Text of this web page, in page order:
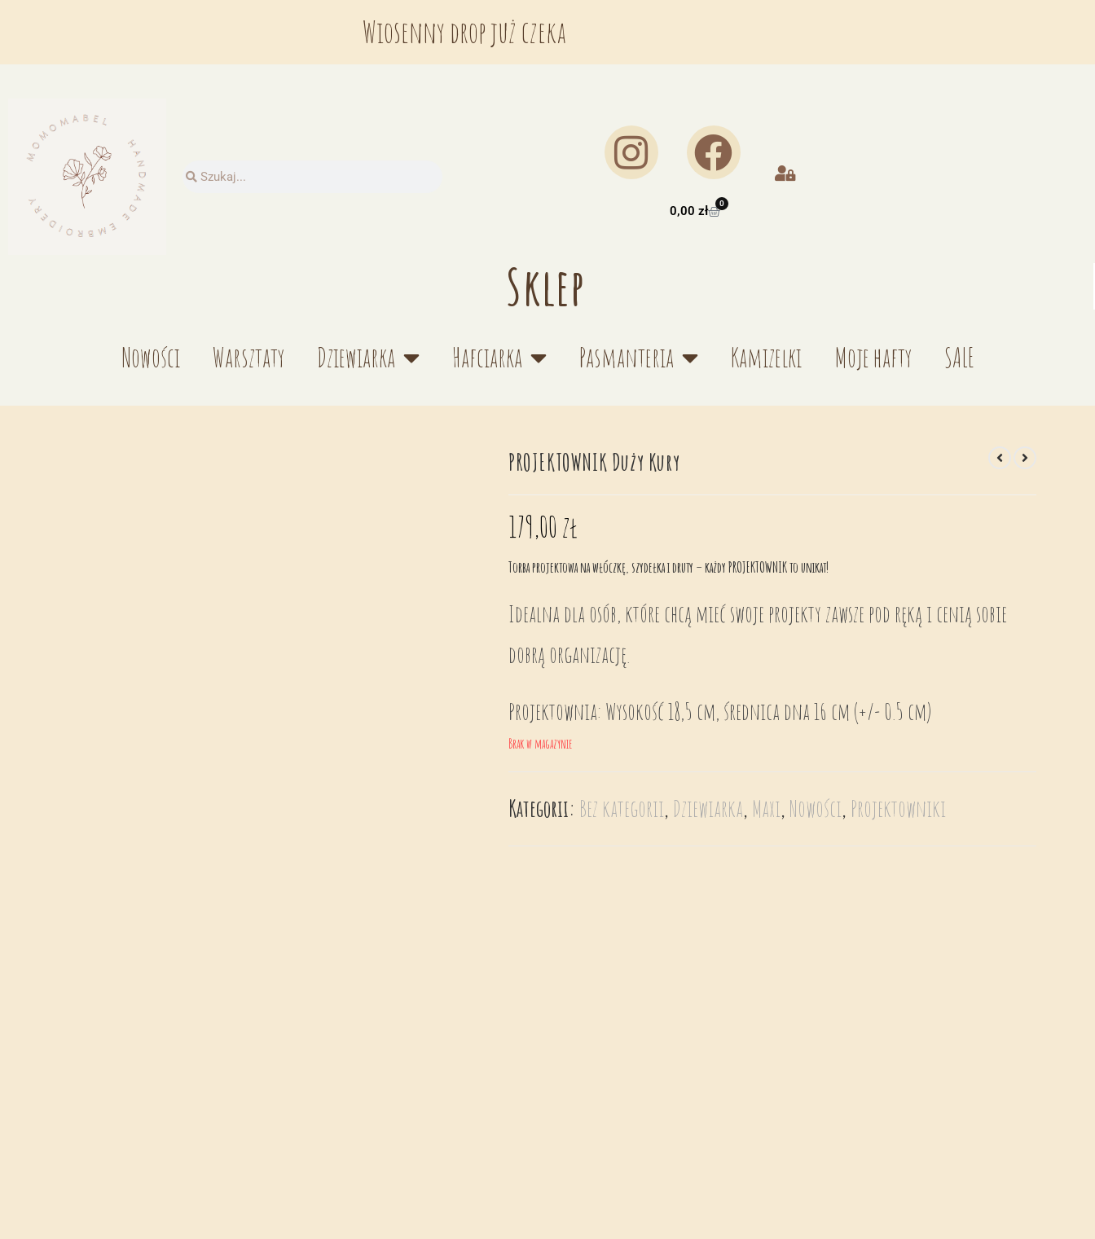
Wiosenny drop już czeka
0,00 zł
0
Sklep
Nowości Warsztaty Dziewiarka Hafciarka Pasmanteria Kamizelki Moje hafty SALE
PROJEKTOWNIK Duży Kury
179,00zł
Torba projektowa na włóczkę, szydełka i druty – każdy PROJEKTOWNIK to unikat!
Idealna dla osób, które chcą mieć swoje projekty zawsze pod ręką i cenią sobie
dobrą organizację.
Projektownia: Wysokość 18,5 cm, średnica dna 16 cm (+/- 0.5 cm)
Brak w magazynie
Kategorii: Bez kategorii, Dziewiarka, Maxi, Nowości, Projektowniki